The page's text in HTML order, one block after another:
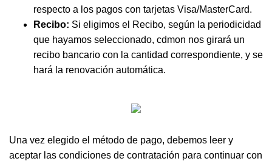
respecto a los pagos con tarjetas Visa/MasterCard.
Recibo: Si eligimos el Recibo, según la periodicidad
que hayamos seleccionado, cdmon nos girará un
recibo bancario con la cantidad correspondiente, y se
hará la renovación automática.
Una vez elegido el método de pago, debemos leer y
aceptar las condiciones de contratación para continuar con